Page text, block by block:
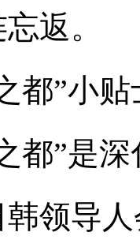
返。
”小贴
”是深
领导